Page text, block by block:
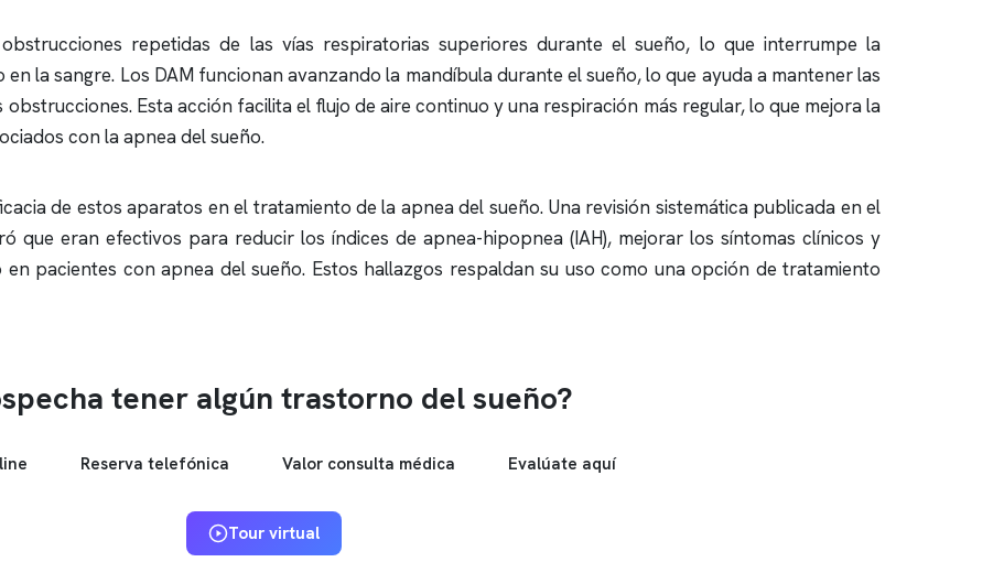
repetidas de las vías respiratorias superiores durante el sueño, lo que interrumpe la
la sangre. Los DAM funcionan avanzando la mandíbula durante el sueño, lo que ayuda a mantener las
Esta acción facilita el flujo de aire continuo y una respiración más regular, lo que mejora la
con laapnea del sueño.
de estos aparatos en el tratamiento de la apnea del sueño. Una revisión sistemática publicada en el
que eran efectivos para reducir los índices de apnea-hipopnea (IAH), mejorar los síntomas clínicos y
en pacientes conapnea del sueño. Estos hallazgos respaldan su uso como una opción de tratamiento
tener algún trastorno del sueño?
Reserva telefónica Valor consulta médica Evalúate aquí
Tour virtual